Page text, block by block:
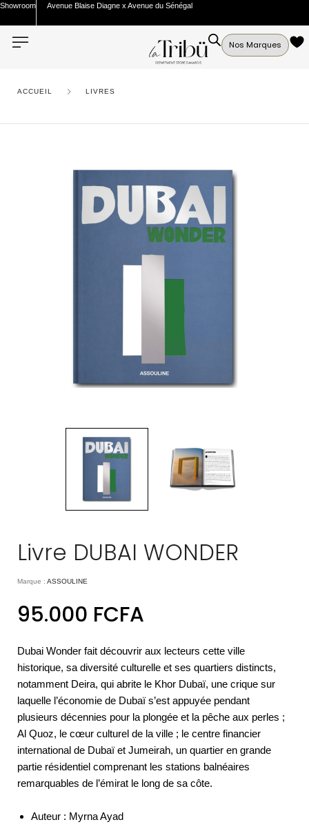
Showroom Avenue Blaise Diagne x Avenue du Sénégal
Nos Marques
ACCUEIL LIVRES
Livre DUBAI WONDER
Marque : ASSOULINE
95.000 FCFA
Dubai Wonder fait découvrir aux lecteurs cette ville
historique, sa diversité culturelle et ses quartiers distincts,
notamment Deira, qui abrite le Khor Dubaï, une crique sur
laquelle l’économie de Dubaï s’est appuyée pendant
plusieurs décennies pour la plongée et la pêche aux perles ;
Al Quoz, le cœur culturel de la ville ; le centre financier
international de Dubaï et Jumeirah, un quartier en grande
partie résidentiel comprenant les stations balnéaires
remarquables de l’émirat le long de sa côte.
Auteur : Myrna Ayad